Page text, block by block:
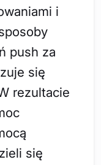
i
push za
się
rezultacie
się